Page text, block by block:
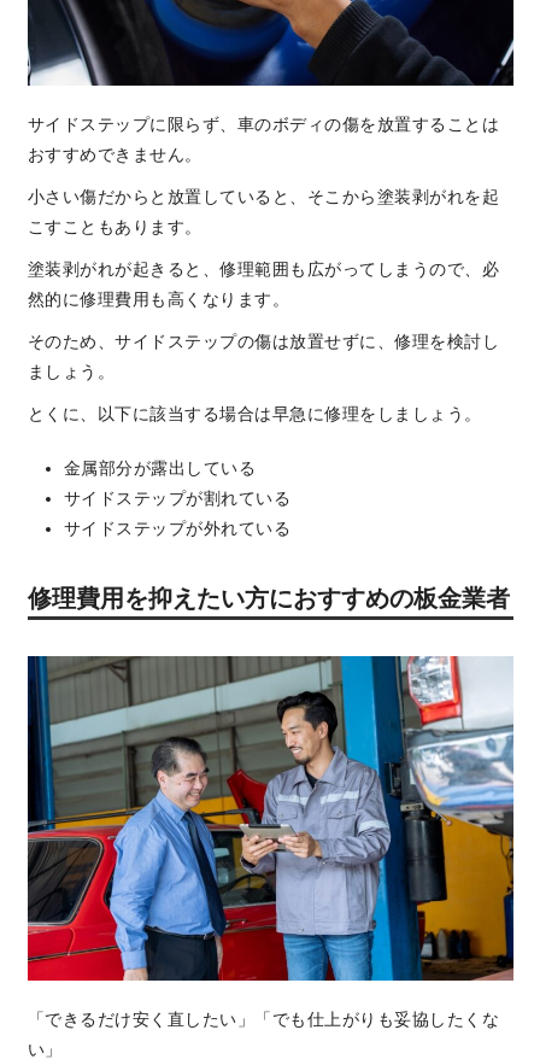
サイドステップに限らず、車のボディの傷を放置することは
おすすめできません。
小さい傷だからと放置していると、そこから塗装剥がれを起
こすこともあります。
塗装剥がれが起きると、修理範囲も広がってしまうので、必
然的に修理費用も高くなります。
そのため、サイドステップの傷は放置せずに、修理を検討し
ましょう。
とくに、以下に該当する場合は早急に修理をしましょう。
金属部分が露出している
サイドステップが割れている
サイドステップが外れている
修理費用を抑えたい方におすすめの板金業者
「できるだけ安く直したい」「でも仕上がりも妥協したくな
い」